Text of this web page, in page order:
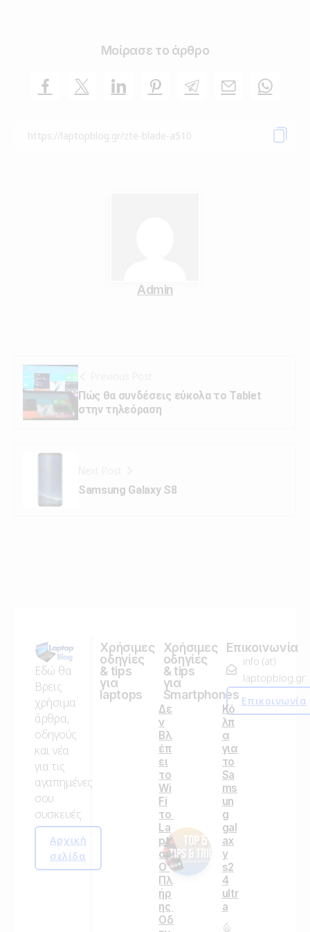
Μοίρασε το άρθρο
Admin
Previous Post
Πώς θα συνδέσεις εύκολα το Tablet
στην τηλεόραση
Next Post
Samsung Galaxy S8
Εδώ θα
Βρεις
χρήσιμα
άρθρα,
οδηγούς
και νέα
για τις
αγαπημένες
σου
συσκευές.
Αρχική
σελίδα
Χρήσιμες
οδηγίες
& tips
για
laptops
Δε
ν
Βλ
έπ
ει
το
Wi
Fi
το
La
pt
op;
Ο
Πλ
ήρ
ης
Οδ
Χρήσιμες
οδηγίες
& tips
για
Smartphones
Κό
λπ
α
για
το
Sa
ms
un
g
gal
ax
y
s2
4
ultr
a
Επικοινωνία
info (at)
laptopblog.gr
Επικοινωνία